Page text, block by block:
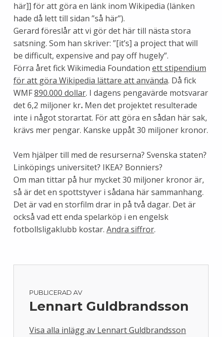
här]] för att göra en länk inom Wikipedia (länken
hade då lett till sidan ”så här”).
Gerard föreslår att vi gör det här till nästa stora
satsning. Som han skriver: ”[it’s] a project that will
be difficult, expensive and pay off hugely”.
Förra året fick Wikimedia Foundation ett stipendium
för att göra Wikipedia lättare att använda. Då fick
WMF890.000 dollar. I dagens pengavärde motsvarar
det 6,2 miljoner kr.Men det projektet resulterade
inte i något storartat. För att göra en sådan här sak,
krävs mer pengar. Kanske uppåt 30 miljoner kronor.
Vem hjälper till med de resurserna? Svenska staten?
Linköpings universitet? IKEA? Bonniers?
Om man tittar på hur mycket 30 miljoner kronor är,
så är det en spottstyver i sådana här sammanhang.
Det är vad en storfilm drar in på två dagar. Det är
också vad ett enda spelarköp i en engelsk
fotbollsligaklubb kostar. Andra siffror.
PUBLICERAD AV
Lennart Guldbrandsson
Visa alla inlägg av Lennart Guldbrandsson